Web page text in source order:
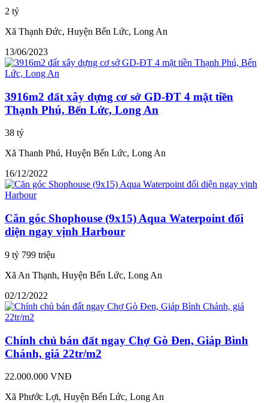
2 tỷ
Xã Thạnh Đức, Huyện Bến Lức, Long An
13/06/2023
3916m2 đất xây dựng cơ sở GD-ĐT 4 mặt tiền
Thạnh Phú, Bến Lức, Long An
38 tỷ
Xã Thanh Phú, Huyện Bến Lức, Long An
16/12/2022
Căn góc Shophouse (9x15) Aqua Waterpoint đối
diện ngay vịnh Harbour
9 tỷ 799 triệu
Xã An Thạnh, Huyện Bến Lức, Long An
02/12/2022
Chính chủ bán đất ngay Chợ Gò Đen, Giáp Bình
Chánh, giá 22tr/m2
22.000.000 VNĐ
Xã Phước Lợi, Huyện Bến Lức, Long An